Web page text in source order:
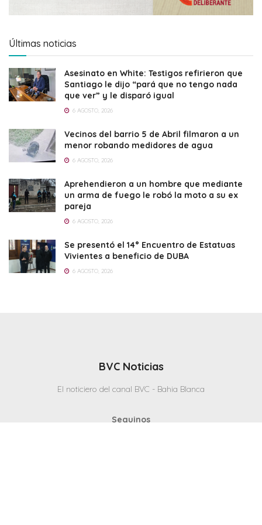
Últimas noticias
Asesinato en White: Testigos refirieron que
Santiago le dijo “pará que no tengo nada
que ver” y le disparó igual
6 AGOSTO, 2026
Vecinos del barrio 5 de Abril filmaron a un
menor robando medidores de agua
6 AGOSTO, 2026
Aprehendieron a un hombre que mediante
un arma de fuego le robó la moto a su ex
pareja
6 AGOSTO, 2026
Se presentó el 14° Encuentro de Estatuas
Vivientes a beneficio de DUBA
6 AGOSTO, 2026
BVC Noticias
El noticiero del canal BVC - Bahia Blanca
Seguinos